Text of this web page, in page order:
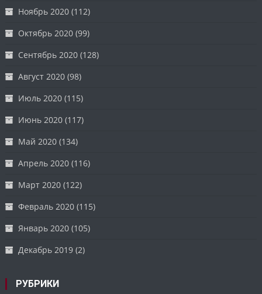
Ноябрь 2020 (112)
Октябрь 2020 (99)
Сентябрь 2020 (128)
Август 2020 (98)
Июль 2020 (115)
Июнь 2020 (117)
Май 2020 (134)
Апрель 2020 (116)
Март 2020 (122)
Февраль 2020 (115)
Январь 2020 (105)
Декабрь 2019 (2)
РУБРИКИ